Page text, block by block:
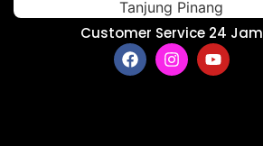
Customer Service 24 Jam